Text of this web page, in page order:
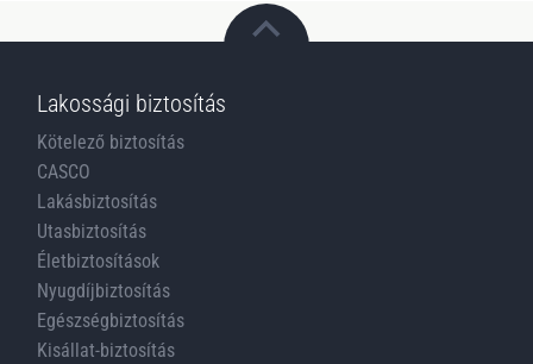
Lakossági biztosítás
Kötelező biztosítás
CASCO
Lakásbiztosítás
Utasbiztosítás
Életbiztosítások
Nyugdíjbiztosítás
Egészségbiztosítás
Kisállat-biztosítás